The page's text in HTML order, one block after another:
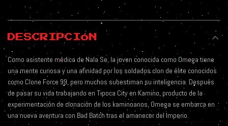
DESCRIPCIÓN
Como asistente médica de Nala Se, la joven conocida como Omega tiene
una mente curiosa y una afinidad por los soldados clon de élite conocidos
como Clone Force 99, pero muchos subestiman su inteligencia. Después
de pasar su vida trabajando en Tipoca City en Kamino, producto de la
experimentación de clonación de los kaminoanos, Omega se embarca en
una nueva aventura con Bad Batch tras el amanecer del Imperio.